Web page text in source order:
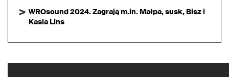
WROsound 2024. Zagrają m.in. Małpa, susk, Bisz i
Kasia Lins